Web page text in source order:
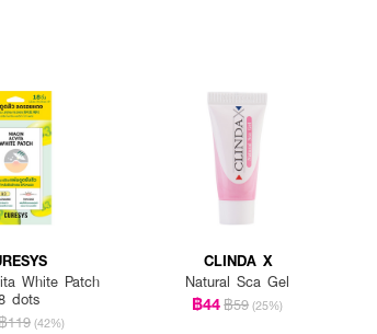
รุงผิวหน้า โดยเฉพาะบริเวณที่เป็นสิวหรือจุดที่กังวล
ใช้ได้ทั้งตอนเช้าและก่อนนอนเป็นประจำ
White Patch
dots
119 (42%)
CLINDA X
Natural Sca Gel
฿44฿59 (25%)